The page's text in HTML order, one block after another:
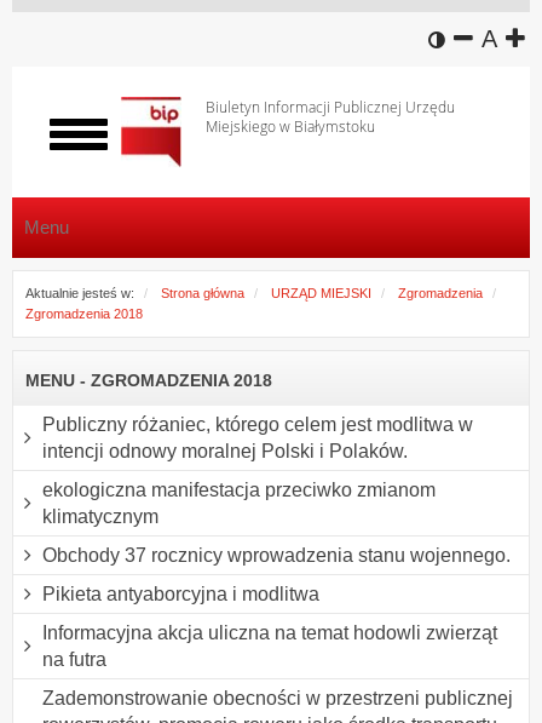
wersja
A
Biuletyn Informacji Publicznej Urzędu
Miejskiego w Białymstoku
Włącz
menu
Menu
Aktualnie jesteś w: Strona główna URZĄD MIEJSKI
Zgromadzenia
Zgromadzenia 2018
MENU - ZGROMADZENIA 2018
Publiczny różaniec, którego celem jest modlitwa w
intencji odnowy moralnej Polski i Polaków.
ekologiczna manifestacja przeciwko zmianom
klimatycznym
Obchody 37 rocznicy wprowadzenia stanu wojennego.
Pikieta antyaborcyjna i modlitwa
Informacyjna akcja uliczna na temat hodowli zwierząt
na futra
Zademonstrowanie obecności w przestrzeni publicznej